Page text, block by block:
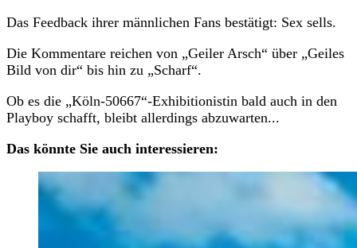
Das Feedback ihrer männlichen Fans bestätigt: Sex sells.
Die Kommentare reichen von „Geiler Arsch“ über „Geiles
Bild von dir“ bis hin zu „Scharf“.
Ob es die „Köln-50667“-Exhibitionistin bald auch in den
Playboy schafft, bleibt allerdings abzuwarten...
Das könnte Sie auch interessieren: